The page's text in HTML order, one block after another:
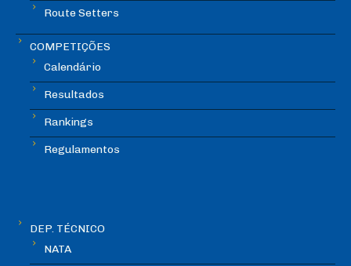
Route Setters
COMPETIÇÕES
Calendário
Resultados
Rankings
Regulamentos
DEP. TÉCNICO
NATA